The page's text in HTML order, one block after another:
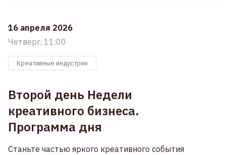
16 апреля 2026
Четверг, 11:00
Креативные индустрии
Второй день Недели
креативного бизнеса.
Программа дня
Станьте частью яркого креативного события